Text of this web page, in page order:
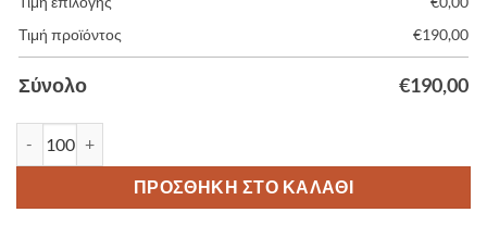
Τιμή προϊόντος
€190,00
Σύνολο €190,00
ΠΡΟΣΘΉΚΗ ΣΤΟ ΚΑΛΆΘΙ